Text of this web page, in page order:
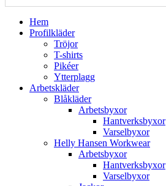
Hem
Profilkläder
Tröjor
T-shirts
Pikéer
Ytterplagg
Arbetskläder
Blåkläder
Arbetsbyxor
Hantverksbyxor
Varselbyxor
Helly Hansen Workwear
Arbetsbyxor
Hantverksbyxor
Varselbyxor